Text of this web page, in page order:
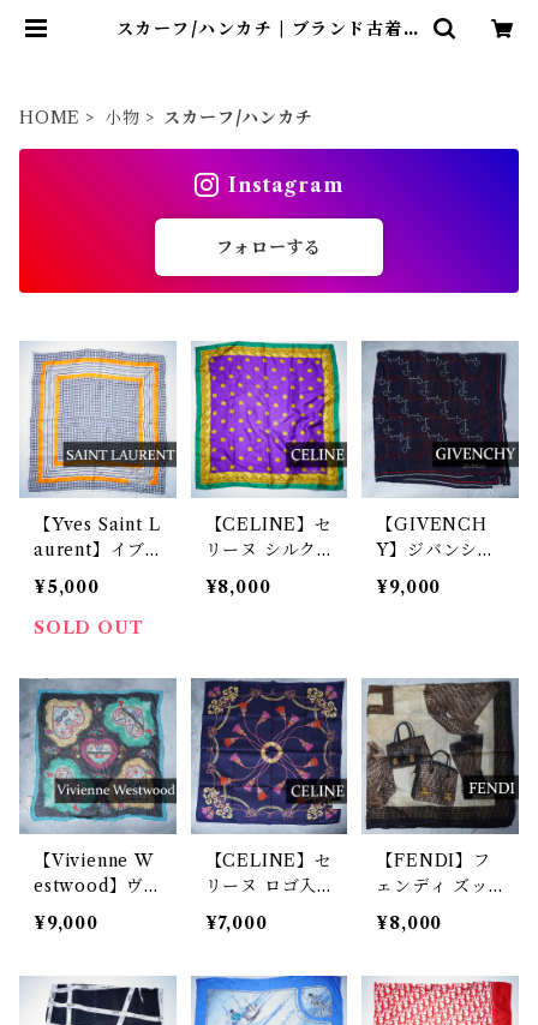
スカーフ/ハンカチ | ブランド古着屋
HOME 小物 スカーフ/ハンカチ
Instagram
フォローする
【Yves Saint L
aurent】イブ
サンローラン v
intage シルク
スカーフ
¥5,000
SOLD OUT
【CELINE】セ
リーヌ シルク
スカーフ purpl
e green
¥8,000
【GIVENCH
Y】ジバンシー
SILK100%ロゴ
総柄スカーフ n
¥9,000
【Vivienne W
estwood】ヴ
ィヴィアンウエ
ストウッド SIL
ト・オーブロゴ
スカーフ blue
¥9,000
【CELINE】セ
リーヌ ロゴ入
チェーン・タッ
セル柄ハンカチ
¥7,000
【FENDI】フ
ェンディ ズッ
カ柄・アパレル
柄ネッカチーフ
¥8,000